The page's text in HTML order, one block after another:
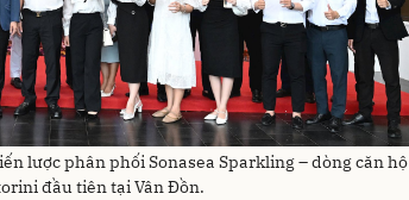
lược phân phối Sonasea Sparkling – dòng căn hộ
đầu tiên tại Vân Đồn.